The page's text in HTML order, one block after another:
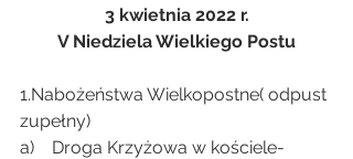
3 kwietnia 2022 r.
V Niedziela Wielkiego Postu
1.Nabożeństwa Wielkopostne( odpust
zupełny)
a)    Droga Krzyżowa w kościele-